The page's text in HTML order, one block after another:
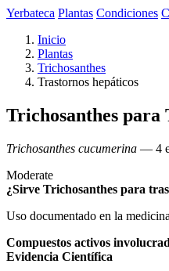
Yerbateca Plantas Condiciones
Inicio
Plantas
Trichosanthes
Trastornos hepáticos
Trichosanthes para
Trichosanthes cucumerina — 4
Moderate
¿Sirve Trichosanthes para
Uso documentado en la
Compuestos activos
Evidencia Científica